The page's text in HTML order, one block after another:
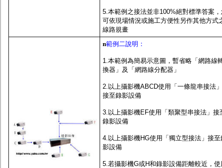
5.本範例之接法並非100%絕對標準答案
可依現場情況或施工方便性另作其他方式
線路規畫
n範例二說明：
1.本範例為簡易示意圖，暫省略「網路線
換器」及「網路線分配器」
2.以上攝影機ABCD使用「一條龍串接法」
接至錄影設備
3.以上攝影機EF使用「類聚型串接法」接
錄影設備
4.以上攝影機HG使用「獨立型接法」接至
影設備
5.若攝影機G或H和錄影設備距離較近，使